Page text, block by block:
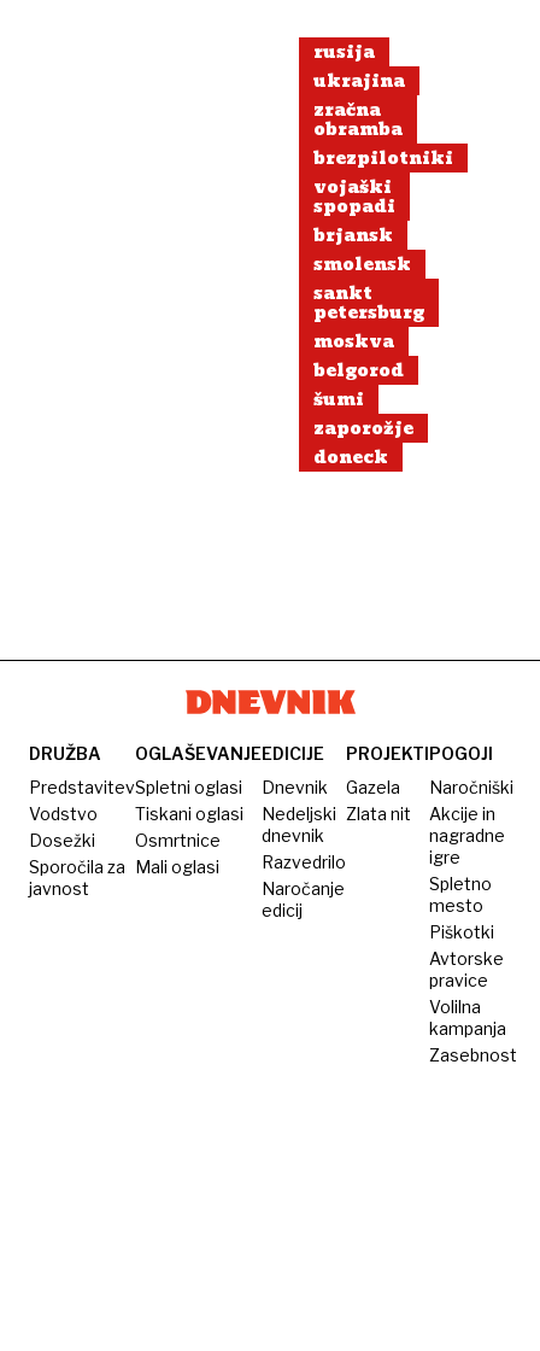
zračni
prostor:
Kaj
se
dogaja
z
Rusijo?
rusija
ukrajina
zračna
obramba
brezpilotniki
vojaški
spopadi
brjansk
smolensk
sankt
petersburg
moskva
belgorod
šumi
zaporožje
doneck
DRUŽBA
Predstavitev
Vodstvo
Dosežki
Sporočila za
javnost
OGLAŠEVANJE
Spletni oglasi
Tiskani oglasi
Osmrtnice
Mali oglasi
EDICIJE
Dnevnik
Nedeljski
dnevnik
Razvedrilo
Naročanje
edicij
PROJEKTI
Gazela
Zlata nit
POGOJI
Naročniški
Akcije in
nagradne
igre
Spletno
mesto
Piškotki
Avtorske
pravice
Volilna
kampanja
Zasebnost